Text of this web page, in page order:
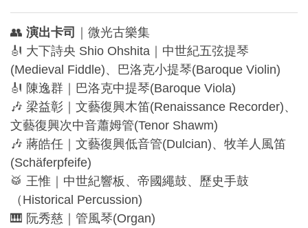
👥 演出卡司
｜微光古樂集
🎻 大下詩央 Shio Ohshita｜中世紀五弦提琴
(Medieval Fiddle)、巴洛克小提琴(Baroque Violin)
🎻 陳逸群｜巴洛克中提琴(Baroque Viola)
🎶 梁益彰｜文藝復興木笛(Renaissance Recorder)、
文藝復興次中音蕭姆管(Tenor Shawm)
🎶 蔣皓任｜文藝復興低音管(Dulcian)、牧羊人風笛
(Schäferpfeife)
🥁 王惟｜中世紀響板、帝國繩鼓、歷史手鼓
（Historical Percussion)
🎹 阮秀慈｜管風琴(Organ)